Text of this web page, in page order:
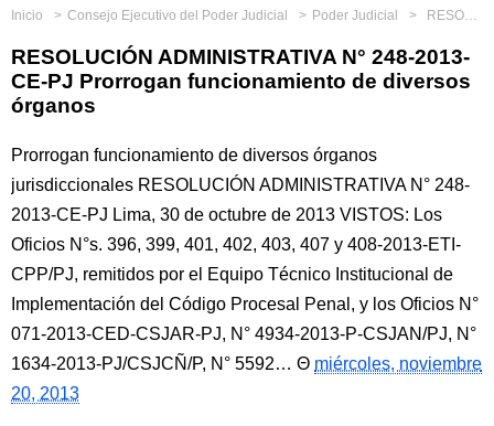
Inicio Consejo Ejecutivo del Poder Judicial Poder Judicial RESOLUCIÓN ADMINISTRATIVA N° 248-2013-CE-PJ Prorrogan funcionamiento de diversos órganos
RESOLUCIÓN ADMINISTRATIVA N° 248-2013-
CE-PJ Prorrogan funcionamiento de diversos
órganos
Prorrogan funcionamiento de diversos órganos
jurisdiccionales RESOLUCIÓN ADMINISTRATIVA N° 248-
2013-CE-PJ Lima, 30 de octubre de 2013 VISTOS: Los
Oficios N°s. 396, 399, 401, 402, 403, 407 y 408-2013-ETI-
CPP/PJ, remitidos por el Equipo Técnico Institucional de
Implementación del Código Procesal Penal, y los Oficios N°
071-2013-CED-CSJAR-PJ, N° 4934-2013-P-CSJAN/PJ, N°
1634-2013-PJ/CSJCÑ/P, N° 5592…
miércoles, noviembre
20, 2013